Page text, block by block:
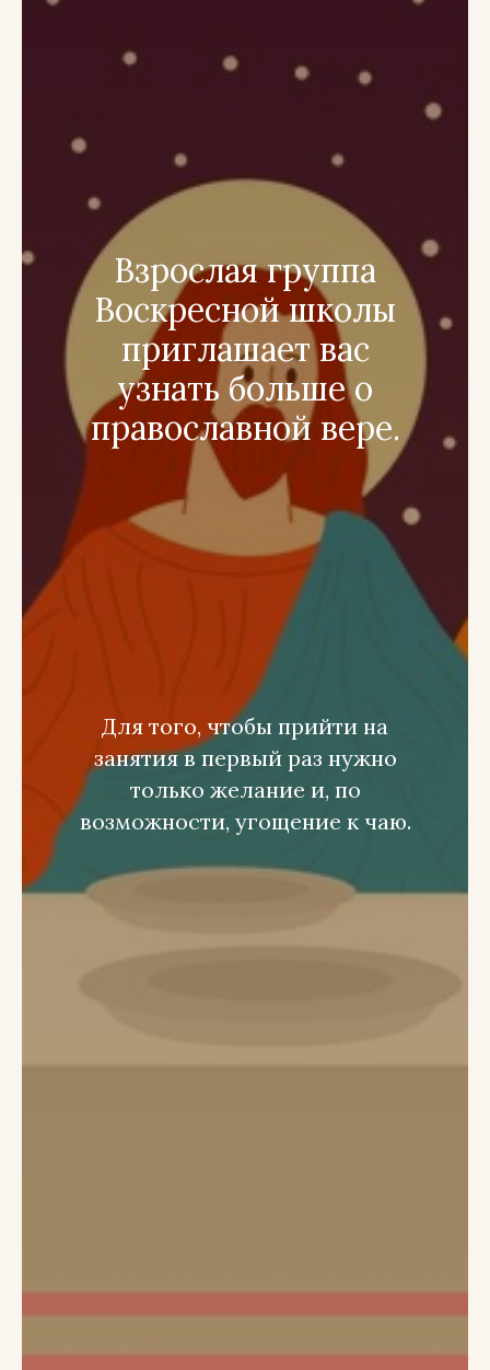
Взрослая группа
Воскресной школы
приглашает вас
узнать больше о
православной вере.
Для того, чтобы прийти на
занятия в первый раз нужно
только желание и, по
возможности, угощение к чаю.